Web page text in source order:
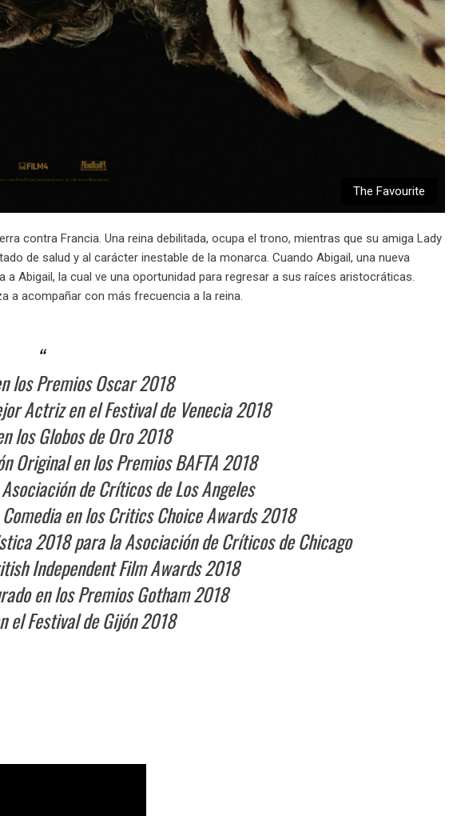
The Favourite
contra Francia. Una reina debilitada, ocupa el trono, mientras que su amiga Lady
de salud y al carácter inestable de la monarca. Cuando Abigail, una nueva
Abigail, la cual ve una oportunidad para regresar a sus raíces aristocráticas.
a acompañar con más frecuencia a la reina.
los Premios Oscar 2018
Actriz en el Festival de Venecia 2018
los Globos de Oro 2018
Original en los Premios BAFTA 2018
de Críticos de Los Angeles
en los Critics Choice Awards 2018
2018 para la Asociación de Críticos de Chicago
Independent Film Awards 2018
en los Premios Gotham 2018
el Festival de Gijón 2018